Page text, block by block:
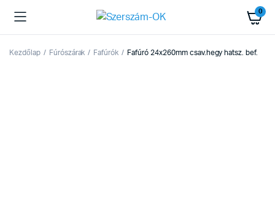
0
Kezdőlap Fúrószárak Fafúrók Fafúró 24x260mm csav.hegy hatsz. bef.